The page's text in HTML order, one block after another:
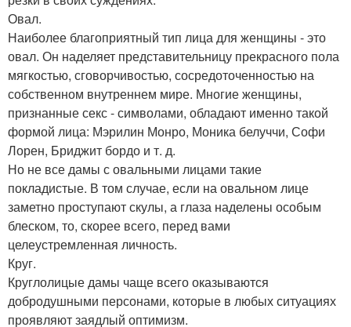
Овал.
Наиболее благоприятный тип лица для женщины - это
овал. Он наделяет представительницу прекрасного пола
мягкостью, сговорчивостью, сосредоточенностью на
собственном внутреннем мире. Многие женщины,
признанные секс - символами, обладают именно такой
формой лица: Мэрилин Монро, Моника белуччи, Софи
Лорен, Бриджит бордо и т. д.
Но не все дамы с овальными лицами такие
покладистые. В том случае, если на овальном лице
заметно проступают скулы, а глаза наделены особым
блеском, то, скорее всего, перед вами
целеустремленная личность.
Круг.
Круглолицые дамы чаще всего оказываются
добродушными персонами, которые в любых ситуациях
проявляют заядлый оптимизм.